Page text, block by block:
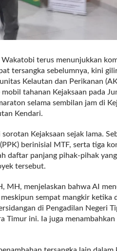
terus menunjukkan
tersangka sebelumnya, kini
Kelautan dan Perikanan
tahanan Kejaksaan pada
selama sembilan jam di
Kendari.
Kejaksaan sejak lama.
berinisial MTF, serta tiga
daftar panjang pihak-pihak
tersebut.
MH, menjelaskan bahwa AI
sempat mangkir ketika
di Pengadilan Negeri
Timur ini. Ia juga